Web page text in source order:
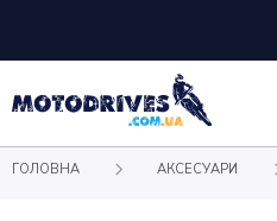
ГОЛОВНА АКСЕСУАРИ